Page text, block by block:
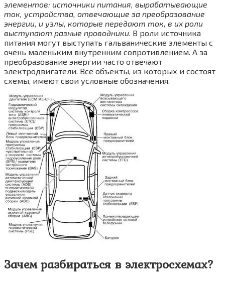
элементов: источники питания, вырабатывающие
ток, устройства, отвечающие за преобразование
энергии, и узлы, которые передают ток, в их роли
выступают разные проводники . В роли источника
питания могут выступать гальванические элементы с
очень маленьким внутренним сопротивлением. А за
преобразование энергии часто отвечают
электродвигатели. Все объекты, из которых и состоят
схемы, имеют свои условные обозначения.
Зачем разбираться в электросхемах?